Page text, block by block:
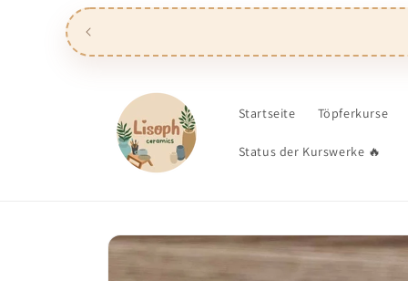
Startseite Töpferkurse
Status der Kurswerke 🔥
Zu
Produktinformationen
springen